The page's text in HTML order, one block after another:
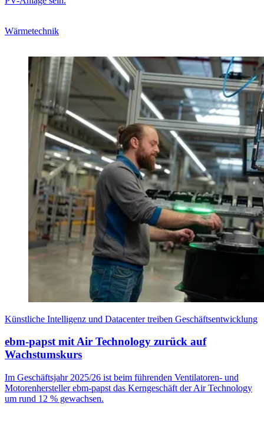
Wärmetechnik
Künstliche Intelligenz und Datacenter treiben Geschäftsentwicklung
ebm-papst mit Air Technology zurück auf
Wachstumskurs
Im Geschäftsjahr 2025/26 ist beim führenden Ventilatoren- und
Motorenhersteller ebm-papst das Kerngeschäft der Air Technology
um rund 12 % gewachsen.